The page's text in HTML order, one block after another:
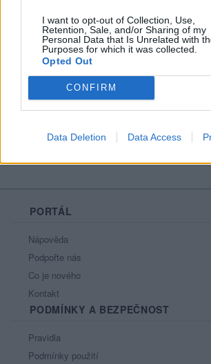
I want to opt-out of Collection, Use,
Retention, Sale, and/or Sharing of my
Personal Data that Is Unrelated with
Purposes for which it was collected.
Opted Out
CONFIRM
Data Deletion Data Access
Naposledy aktivní: 28.01.2015
Počet přátel: 0
Profil zobrazen: 18x
Oblibené místnosti
Sledované diskuze
PORTÁL
Nápověda
Podpořte nás
Co je nového
Kontakt
PODMÍNKY A BEZPEČNOST
Pravidla
Podmínky použití